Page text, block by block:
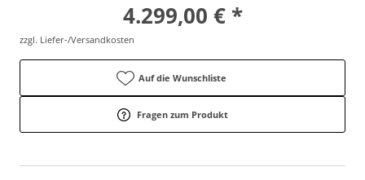
4.299,00 € *
zzgl. Liefer-/Versandkosten
Auf die Wunschliste
Fragen zum Produkt